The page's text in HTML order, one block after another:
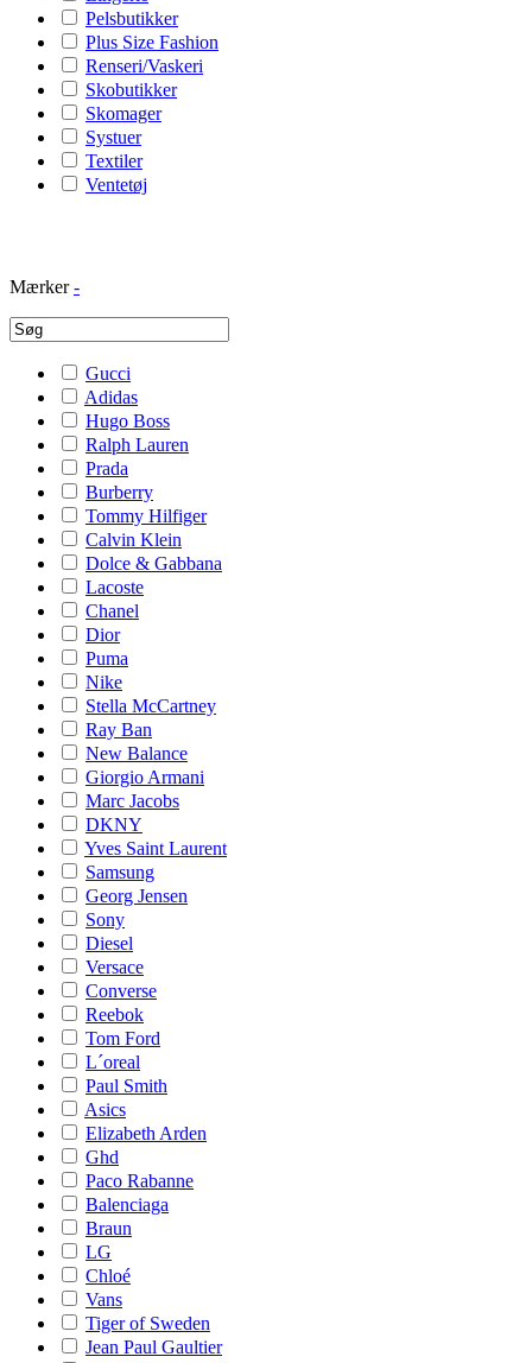
Pelsbutikker
Plus Size Fashion
Renseri/Vaskeri
Skobutikker
Skomager
Systuer
Textiler
Ventetøj
Mærker -
Gucci
Adidas
Hugo Boss
Ralph Lauren
Prada
Burberry
Tommy Hilfiger
Calvin Klein
Dolce & Gabbana
Lacoste
Chanel
Dior
Puma
Nike
Stella McCartney
Ray Ban
New Balance
Giorgio Armani
Marc Jacobs
DKNY
Yves Saint Laurent
Samsung
Georg Jensen
Sony
Diesel
Versace
Converse
Reebok
Tom Ford
L´oreal
Paul Smith
Asics
Elizabeth Arden
Ghd
Paco Rabanne
Balenciaga
Braun
LG
Chloé
Vans
Tiger of Sweden
Jean Paul Gaultier